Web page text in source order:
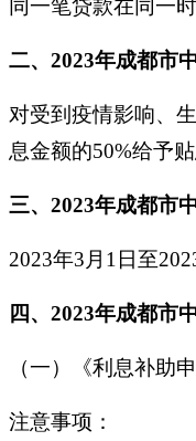
同一笔贷款在同一
二、2023年成都市
对受到疫情影响、
息金额的50%给予
三、2023年成都市
2023年3月1日至
四、2023年成都市
（一）《利息补助
注意事项：